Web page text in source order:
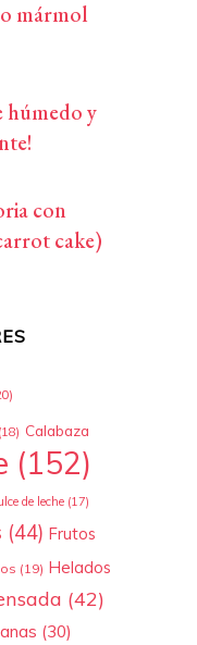
mármol
húmedo y
con
cake)
(18) Calabaza
(152)
de leche(17)
(44) Frutos
(19) Helados
(42)
(30)